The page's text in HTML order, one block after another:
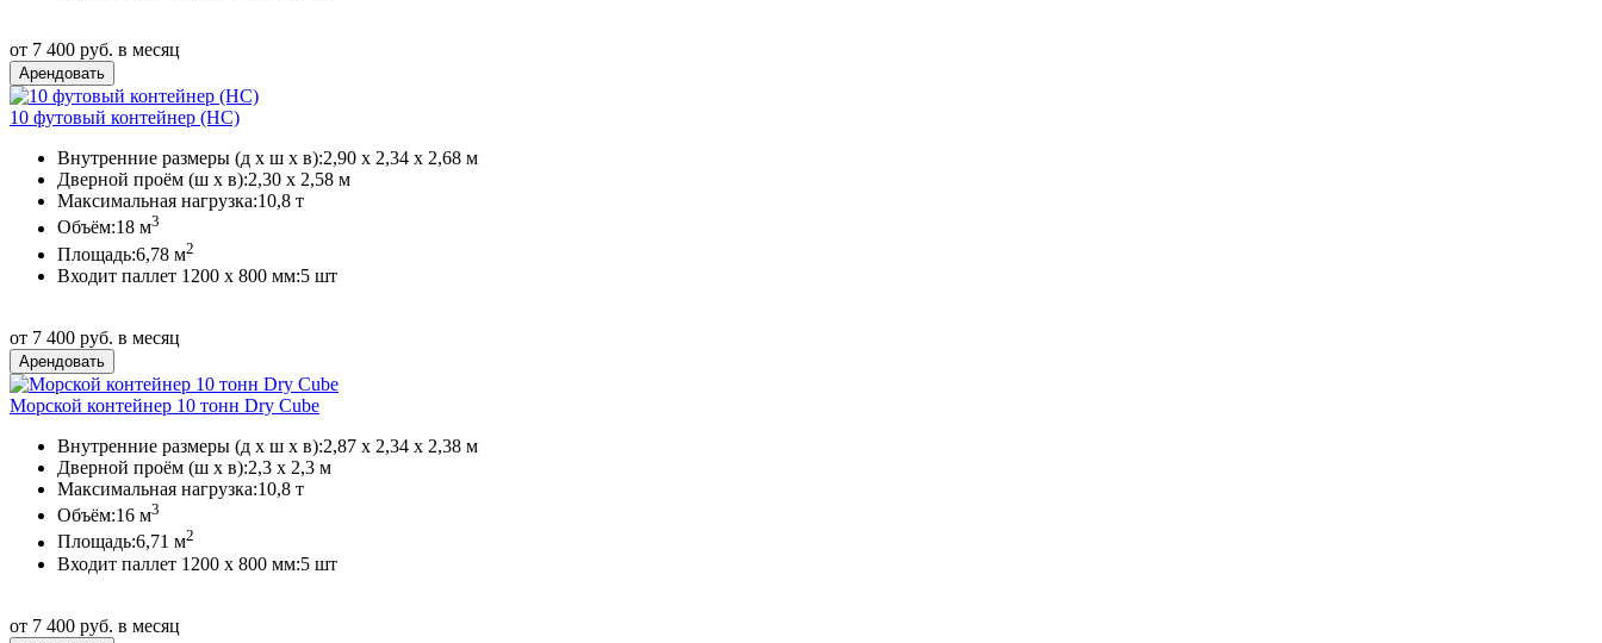
от 7 400 руб. в месяц
10 футовый контейнер (HС)
Внутренние размеры (д х ш х в):2,90 х 2,34 х 2,68 м
Дверной проём (ш х в):2,30 х 2,58 м
Максимальная нагрузка:10,8 т
Объём:18 м3
Площадь:6,78 м2
Входит паллет 1200 х 800 мм:5 шт
от 7 400 руб. в месяц
Морской контейнер 10 тонн Dry Cube
Внутренние размеры (д х ш х в):2,87 х 2,34 х 2,38 м
Дверной проём (ш х в):2,3 х 2,3 м
Максимальная нагрузка:10,8 т
Объём:16 м3
Площадь:6,71 м2
Входит паллет 1200 х 800 мм:5 шт
от 7 400 руб. в месяц